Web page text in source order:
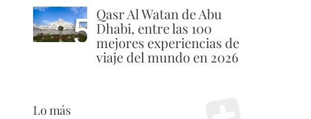
5 Qasr Al Watan de Abu
Dhabi, entre las 100
mejores experiencias de
viaje del mundo en 2026
Lo más